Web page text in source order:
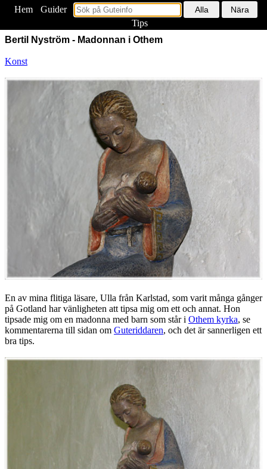
Hem
Guider
Tips
Bertil Nyström - Madonnan i Othem
Konst
En av mina flitiga läsare, Ulla från Karlstad, som varit många gånger
på Gotland har vänligheten att tipsa mig om ett och annat. Hon
tipsade mig om en madonna med barn som står i Othem kyrka, se
kommentarerna till sidan om Guteriddaren, och det är sannerligen ett
bra tips.